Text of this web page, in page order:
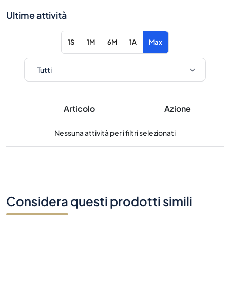
Ultime attività
1S 1M 6M 1A Max
Articolo Azione
Nessuna attività per i filtri selezionati
Considera questi prodotti simili